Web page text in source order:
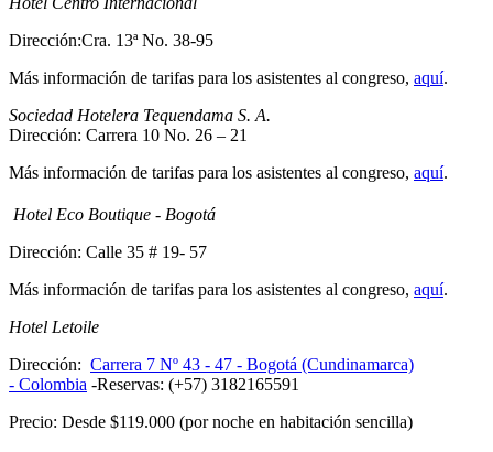
Dirección:Cra. 13ª No. 38-95
Más información de tarifas para los asistentes al congreso, aquí.
Sociedad Hotelera Tequendama S. A.
Dirección: Carrera 10 No. 26 – 21
Más información de tarifas para los asistentes al congreso, aquí.
Hotel Eco Boutique - Bogotá
Dirección: Calle 35 # 19- 57
Más información de tarifas para los asistentes al congreso, aquí.
Hotel Letoile
Dirección: Carrera 7 Nº 43 - 47 - Bogotá (Cundinamarca)
- Colombia -Reservas: (+57) 3182165591
Precio: Desde $119.000 (por noche en habitación sencilla)